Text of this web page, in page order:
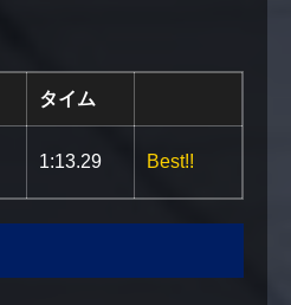
タイム
https://youtu.be/
1:13.29 Best!!